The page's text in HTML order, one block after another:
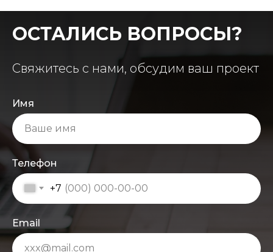
ОСТАЛИСЬ ВОПРОСЫ?
Свяжитесь с нами, обсудим ваш проект
Имя
Телефон
+7
Email